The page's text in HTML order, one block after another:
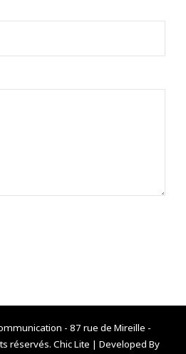
- 87 rue de Mireille -
réservés. Chic Lite | Developed By